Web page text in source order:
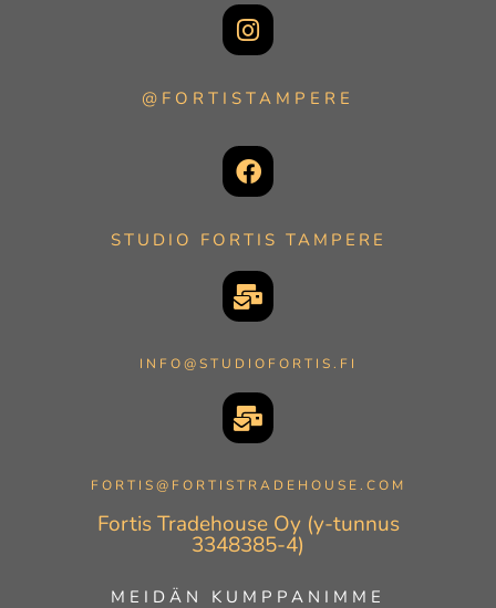
@FORTISTAMPERE
STUDIO FORTIS TAMPERE
INFO@STUDIOFORTIS.FI
FORTIS@FORTISTRADEHOUSE.COM
Fortis Tradehouse Oy (y-tunnus
3348385-4)
MEIDÄN KUMPPANIMME